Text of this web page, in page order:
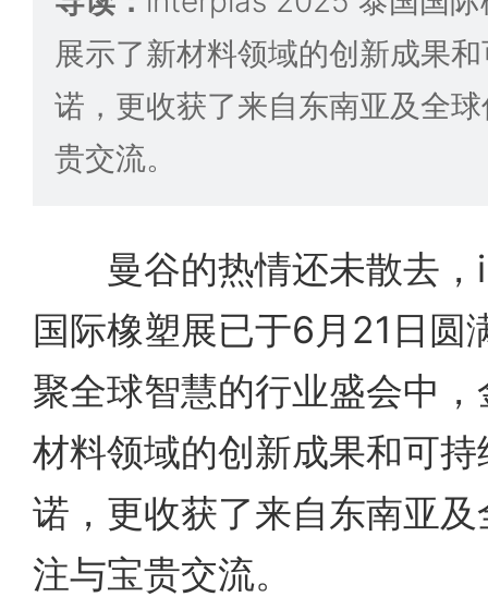
展示了新材料领域的创新成果
诺，更收获了来自东南亚及全
贵交流。
曼谷的热情还未散去，
国际橡塑展已于6月21日圆
聚全球智慧的行业盛会中
材料领域的创新成果和可
诺，更收获了来自东南亚
注与宝贵交流。